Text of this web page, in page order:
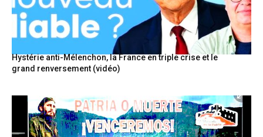
Hystérie anti-Mélenchon, la France en triple crise et le
grand renversement (vidéo)